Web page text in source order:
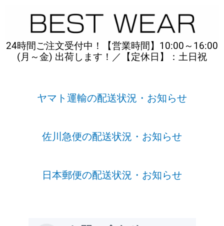
24時間ご注文受付中！【営業時間】10:00～16:00
(月～金) 出荷します！／【定休日】：土日祝
ヤマト運輸の配送状況・お知らせ
佐川急便の配送状況・お知らせ
日本郵便の配送状況・お知らせ